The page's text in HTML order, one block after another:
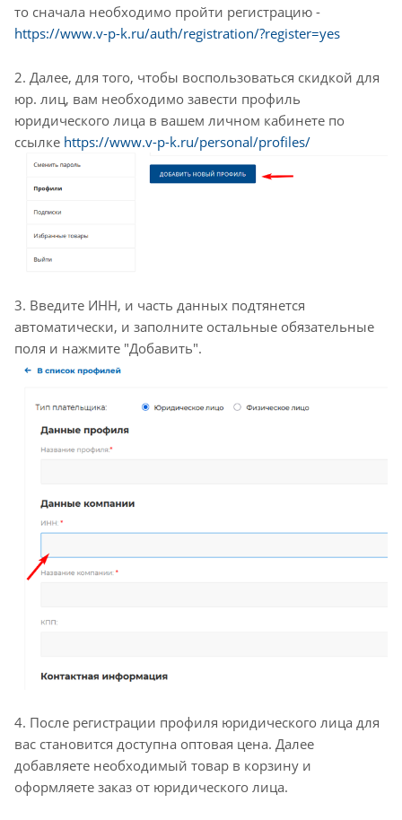
то сначала необходимо пройти регистрацию -
https://www.v-p-k.ru/auth/registration/?register=yes
2. Далее, для того, чтобы воспользоваться скидкой для
юр. лиц, вам необходимо завести профиль
юридического лица в вашем личном кабинете по
ссылке https://www.v-p-k.ru/personal/profiles/
3. Введите ИНН, и часть данных подтянется
автоматически, и заполните остальные обязательные
поля и нажмите "Добавить".
4. После регистрации профиля юридического лица для
вас становится доступна оптовая цена. Далее
добавляете необходимый товар в корзину и
оформляете заказ от юридического лица.